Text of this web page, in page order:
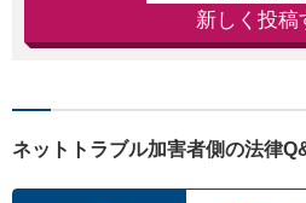
新しく投稿
ネットトラブル加害者側の法律